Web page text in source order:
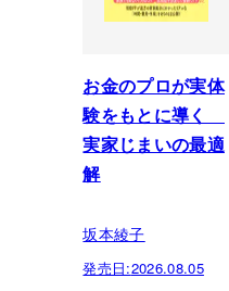
お金のプロが実体
験をもとに導く
実家じまいの最適
解
坂本綾子
発売日:2026.08.05